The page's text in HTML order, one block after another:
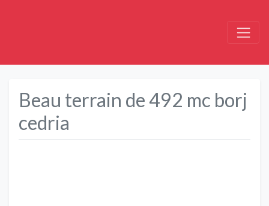
Beau terrain de 492 mc borj
cedria